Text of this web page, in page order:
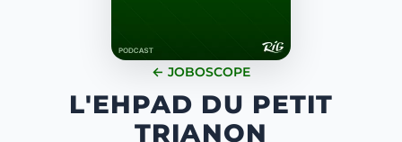
← JOBOSCOPE
L'EHPAD DU PETIT
TRIANON